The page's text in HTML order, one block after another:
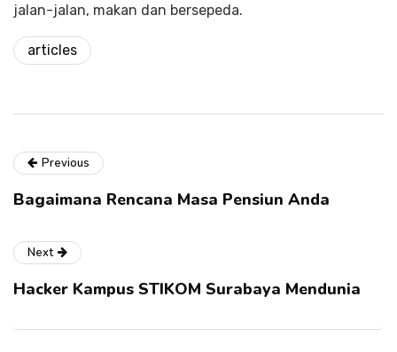
jalan-jalan, makan dan bersepeda.
articles
Previous
Bagaimana Rencana Masa Pensiun Anda
Next
Hacker Kampus STIKOM Surabaya Mendunia